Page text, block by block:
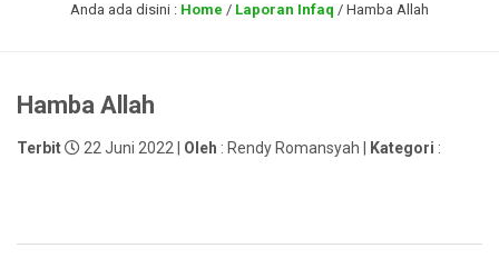
Anda ada disini : Home / Laporan Infaq / Hamba Allah
Hamba Allah
Terbit 22 Juni 2022 | Oleh : Rendy Romansyah | Kategori :